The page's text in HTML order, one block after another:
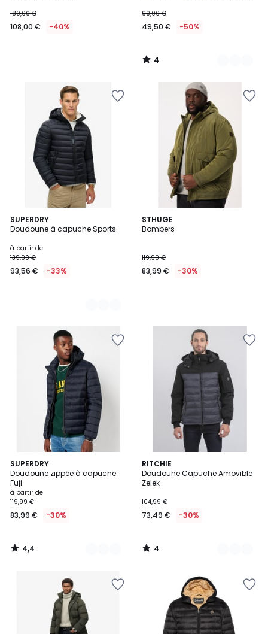
180,00 €
108,00 € -40%
99,00 €
49,50 € -50%
4
/
SUPERDRY
Doudoune à capuche Sports
à partir de
139,90 €
93,56 € -33%
2
Couleurs
STHUGE
Bombers
119,99 €
83,99 € -30%
SUPERDRY
Doudoune zippée à capuche
Fuji
à partir de
119,99 €
83,99 € -30%
4,4
/ 5
2
Couleurs
4,4
/
RITCHIE
Doudoune Capuche Amovible
Zelek
104,99 €
73,49 € -30%
4
/
5
3
Couleurs
4
/